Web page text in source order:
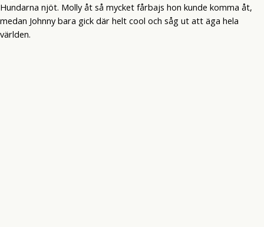
Hundarna njöt. Molly åt så mycket fårbajs hon kunde komma åt,
medan Johnny bara gick där helt cool och såg ut att äga hela
världen.